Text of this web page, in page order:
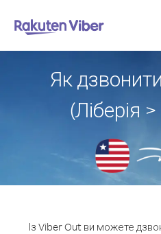
Як
(Ліберія
Із Viber Out ви можете